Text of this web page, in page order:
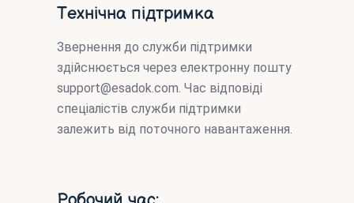
Технічна підтримка
Звернення до служби підтримки
здійснюється через електронну пошту
support@esadok.com. Час відповіді
спеціалістів служби підтримки
залежить від поточного навантаження.